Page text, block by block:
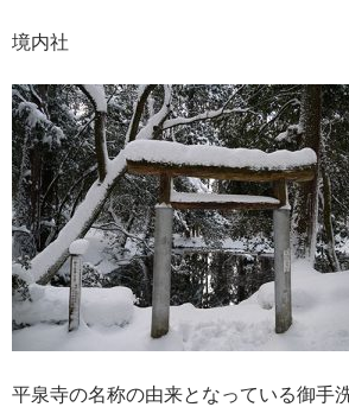
境内社
平泉寺の名称の由来となっている御手